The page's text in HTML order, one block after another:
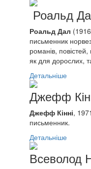
Роальд
Роальд Дал
письменник
романів,
як для дорослих,
Детальніше
Джефф
Джефф Кінні, 1971
письменник.
Детальніше
Всеволод